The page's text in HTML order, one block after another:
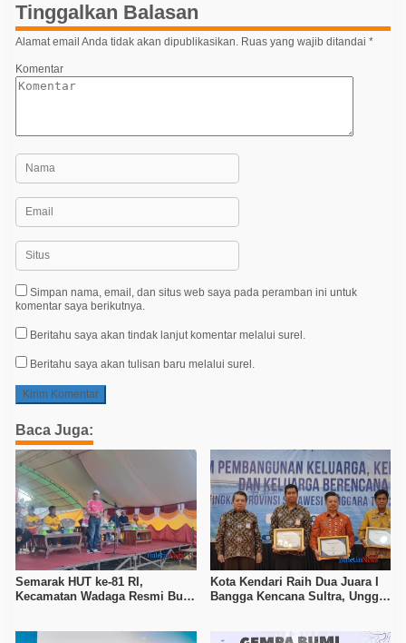
o
s
Tinggalkan Balasan
Alamat email Anda tidak akan dipublikasikan. Ruas yang wajib ditandai *
Komentar
Simpan nama, email, dan situs web saya pada peramban ini untuk
komentar saya berikutnya.
Beritahu saya akan tindak lanjut komentar melalui surel.
Beritahu saya akan tulisan baru melalui surel.
Baca Juga:
Semarak HUT ke-81 RI,
Kecamatan Wadaga Resmi Buka
Kota Kendari Raih Dua Juara I
Bangga Kencana Sultra, Unggul